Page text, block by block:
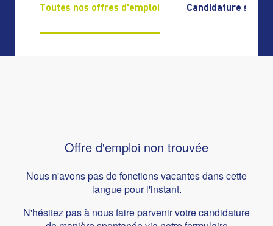
Toutes nos offres d'emploi Candidature
Offre d'emploi non trouvée
Nous n'avons pas de fonctions vacantes dans cette
langue pour l'instant.
N'hésitez pas à nous faire parvenir votre candidature